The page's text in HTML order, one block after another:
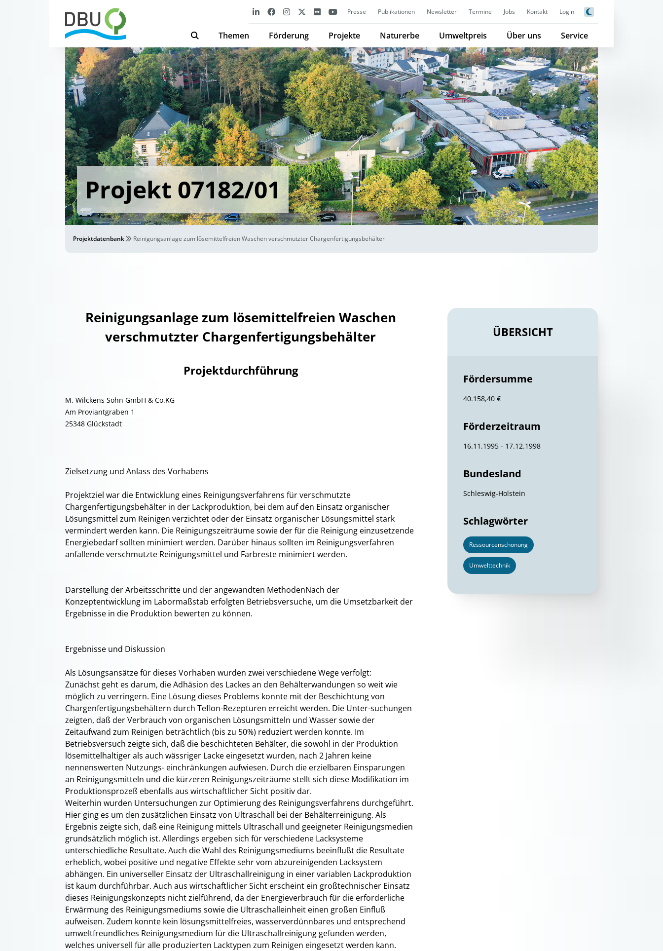
Presse Publikationen Newsletter Termine Jobs Kontakt Login
Themen Förderung Projekte Naturerbe Umweltpreis Über uns Service
Projekt 07182/01
Projektdatenbank Reinigungsanlage zum lösemittelfreien Waschen verschmutzter Chargenfertigungsbehälter
Reinigungsanlage zum lösemittelfreien Waschen
verschmutzter Chargenfertigungsbehälter
Projektdurchführung
M. Wilckens Sohn GmbH & Co.KG
Am Proviantgraben 1
25348 Glückstadt
Zielsetzung und Anlass des Vorhabens
Projektziel war die Entwicklung eines Reinigungsverfahrens für verschmutzte
Chargenfertigungsbehälter in der Lackproduktion, bei dem auf den Einsatz organischer
Lösungsmittel zum Reinigen verzichtet oder der Einsatz organischer Lösungsmittel stark
vermindert werden kann. Die Reinigungszeiträume sowie der für die Reinigung einzusetzende
Energiebedarf sollten minimiert werden. Darüber hinaus sollten im Reinigungsverfahren
anfallende verschmutzte Reinigungsmittel und Farbreste minimiert werden.
Darstellung der Arbeitsschritte und der angewandten MethodenNach der
Konzeptentwicklung im Labormaßstab erfolgten Betriebsversuche, um die Umsetzbarkeit der
Ergebnisse in die Produktion bewerten zu können.
Ergebnisse und Diskussion
Als Lösungsansätze für dieses Vorhaben wurden zwei verschiedene Wege verfolgt:
Zunächst geht es darum, die Adhäsion des Lackes an den Behälterwandungen so weit wie
möglich zu verringern. Eine Lösung dieses Problems konnte mit der Beschichtung von
Chargenfertigungsbehältern durch Teflon-Rezepturen erreicht werden. Die Unter-suchungen
zeigten, daß der Verbrauch von organischen Lösungsmitteln und Wasser sowie der
Zeitaufwand zum Reinigen beträchtlich (bis zu 50%) reduziert werden konnte. Im
Betriebsversuch zeigte sich, daß die beschichteten Behälter, die sowohl in der Produktion
lösemittelhaltiger als auch wässriger Lacke eingesetzt wurden, nach 2 Jahren keine
nennenswerten Nutzungs- einchränkungen aufwiesen. Durch die erzielbaren Einsparungen
an Reinigungsmitteln und die kürzeren Reinigungszeiträume stellt sich diese Modifikation im
Produktionsprozeß ebenfalls aus wirtschaftlicher Sicht positiv dar.
Weiterhin wurden Untersuchungen zur Optimierung des Reinigungsverfahrens durchgeführt.
Hier ging es um den zusätzlichen Einsatz von Ultraschall bei der Behälterreinigung. Als
Ergebnis zeigte sich, daß eine Reinigung mittels Ultraschall und geeigneter Reinigungsmedien
grundsätzlich möglich ist. Allerdings ergeben sich für verschiedene Lacksysteme
unterschiedliche Resultate. Auch die Wahl des Reinigungsmediums beeinflußt die Resultate
erheblich, wobei positive und negative Effekte sehr vom abzureinigenden Lacksystem
abhängen. Ein universeller Einsatz der Ultraschallreinigung in einer variablen Lackproduktion
ist kaum durchführbar. Auch aus wirtschaftlicher Sicht erscheint ein großtechnischer Einsatz
dieses Reinigungskonzepts nicht zielführend, da der Energieverbrauch für die erforderliche
Erwärmung des Reinigungsmediums sowie die Ultraschalleinheit einen großen Einfluß
aufweisen. Zudem konnte kein lösungsmittelfreies, wasserverdünnbares und entsprechend
umweltfreundliches Reinigungsmedium für die Ultraschallreinigung gefunden werden,
welches universell für alle produzierten Lacktypen zum Reinigen eingesetzt werden kann.
ÜBERSICHT
Fördersumme
40.158,40 €
Förderzeitraum
16.11.1995 - 17.12.1998
Bundesland
Schleswig-Holstein
Schlagwörter
Ressourcenschonung
Umwelttechnik